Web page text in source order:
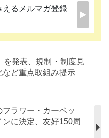
るメルマガ登録
発表、規制・制度見
など重点取組み提示
ラワー・カーペッ
ンに決定、友好150周